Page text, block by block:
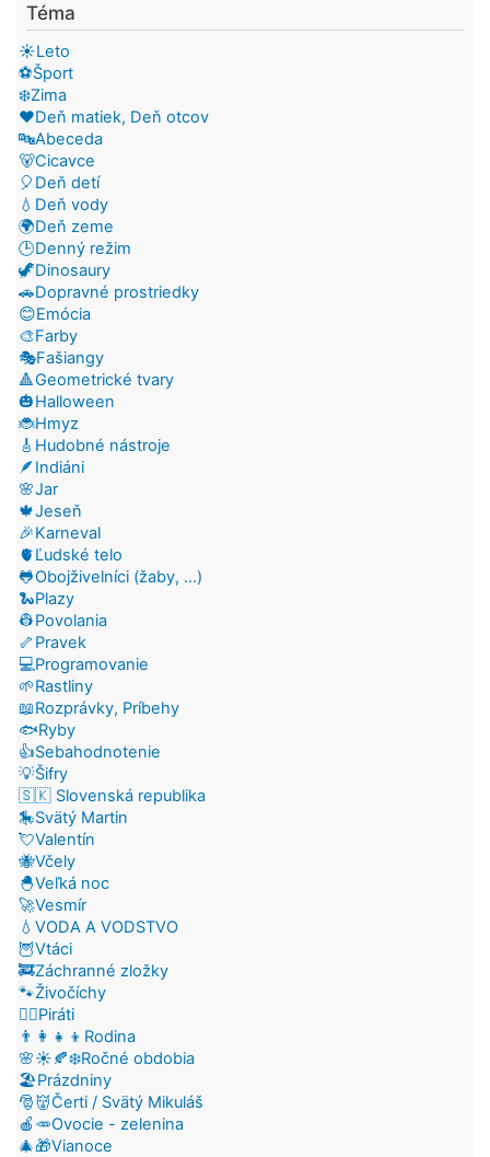
Téma
☀️Leto
⚽Šport
❄️Zima
❤️Deň matiek, Deň otcov
🔤Abeceda
🐻Cicavce
🎈Deň detí
💧Deň vody
🌍Deň zeme
🕒Denný režim
🦖Dinosaury
🚗Dopravné prostriedky
😊Emócia
🎨Farby
🎭Fašiangy
🔺Geometrické tvary
🎃Halloween
🐞Hmyz
🎸Hudobné nástroje
🪶Indiáni
🌸Jar
🍁Jeseň
🎉Karneval
🫀Ľudské telo
🐸Obojživelníci (žaby, ...)
🐍Plazy
👷Povolania
🦴Pravek
💻Programovanie
🌱Rastliny
📖Rozprávky, Príbehy
🐟Ryby
👍Sebahodnotenie
💡Šifry
🇸🇰 Slovenská republika
🎠Svätý Martin
💘Valentín
🐝Včely
🐣Veľká noc
🚀Vesmír
💧VODA A VODSTVO
🦉Vtáci
🚒Záchranné zložky
🐾Živočíchy
🏴‍☠️Piráti
👨‍👩‍👧‍👦Rodina
🌸☀️🍂❄️Ročné obdobia
🏖️Prázdniny
🎅👹Čerti / Svätý Mikuláš
🍎🥕Ovocie - zelenina
🎄🎁Vianoce